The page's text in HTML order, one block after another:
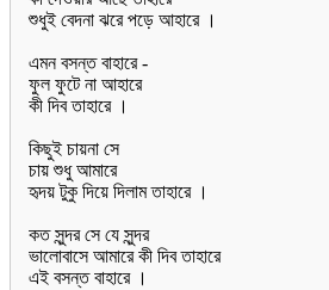
শুধুই বেদনা ঝরে পড়ে আহারে ।
এমন বসন্ত বাহারে -
ফুল ফুটে না আহারে
কী দিব তাহারে ।
কিছুই চায়না সে
চায় শুধু আমারে
হৃদয় টুকু দিয়ে দিলাম তাহারে ।
কত সুন্দর সে যে সুন্দর
ভালোবাসে আমারে কী দিব তাহারে
এই বসন্ত বাহারে ।